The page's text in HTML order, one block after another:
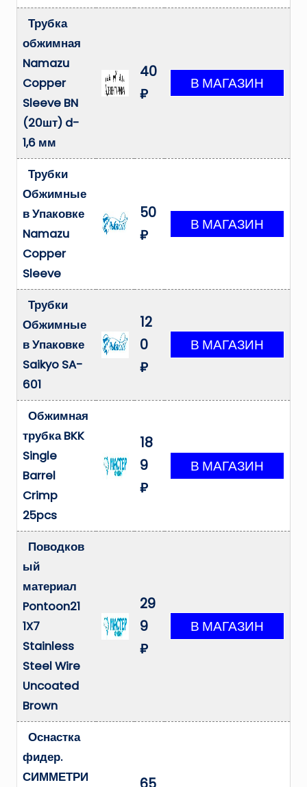
Трубка
обжимная
Namazu
Copper
Sleeve BN
(20шт) d-
1,6 мм
40
₽
Трубки
Обжимные
в Упаковке
Namazu
Copper
Sleeve
50
₽
Трубки
Обжимные
в Упаковке
Saikyo SA-
601
12
0
₽
Обжимная
трубка BKK
Single
Barrel
Crimp
25pcs
18
9
₽
Поводков
ый
материал
Pontoon21
1X7
Stainless
Steel Wire
Uncoated
Brown
29
9
₽
Оснастка
фидер.
СИММЕТРИ